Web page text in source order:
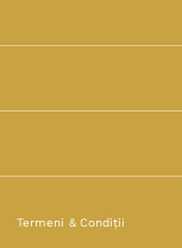
Termeni & Condiții